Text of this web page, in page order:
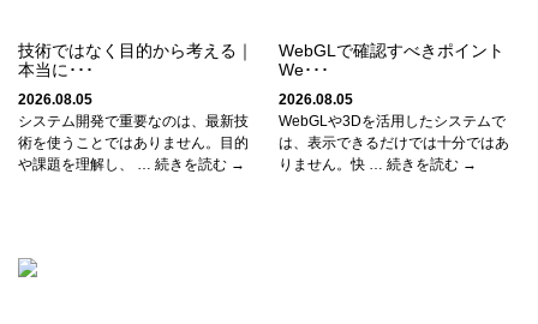
技術ではなく目的から考える｜
本当に･･･
2026.08.05
システム開発で重要なのは、最新技
術を使うことではありません。目的
や課題を理解し、 … 続きを読む →
WebGLで確認すべきポイント
We･･･
2026.08.05
WebGLや3Dを活用したシステムで
は、表示できるだけでは十分ではあ
りません。快 … 続きを読む →